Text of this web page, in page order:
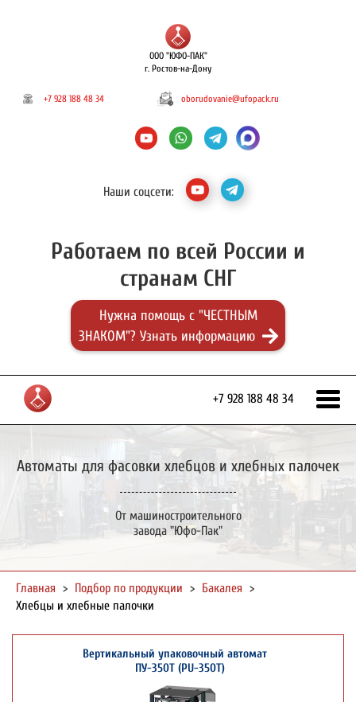
ООО "ЮФО-ПАК"
г. Ростов-на-Дону
+7 928 188 48 34 oborudovanie@ufopack.ru
Наши соцсети:
Работаем по всей России и
странам СНГ
Нужна помощь с "ЧЕСТНЫМ
ЗНАКОМ"? Узнать информацию
+7 928 188 48 34
Автоматы для фасовки хлебцов и хлебных палочек
От машиностроительного
завода "Юфо-Пак"
Главная > Подбор по продукции > Бакалея >
Хлебцы и хлебные палочки
Вертикальный упаковочный автомат
ПУ-350Т (PU-350T)